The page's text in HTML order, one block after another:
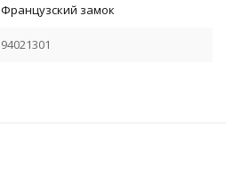
Французский замок
94021301